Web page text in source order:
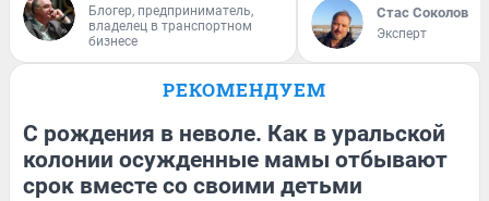
Блогер, предприниматель,
владелец в транспортном
бизнесе
Стас Соколов
Эксперт
РЕКОМЕНДУЕМ
С рождения в неволе. Как в уральской
колонии осужденные мамы отбывают
срок вместе со своими детьми